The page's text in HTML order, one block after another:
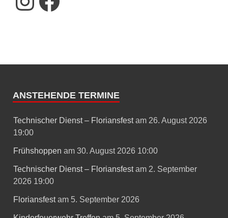
ANSTEHENDE TERMINE
Technischer Dienst – Floriansfestam 26. August 2026
19:00
Frühshoppen am 30. August 2026 10:00
Technischer Dienst – Floriansfestam 2. September
2026 19:00
Floriansfestam 5. September 2026